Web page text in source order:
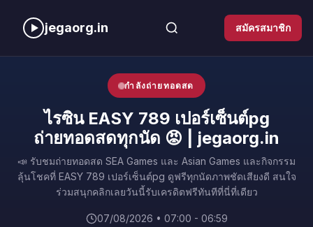
jegaorg.in สมัครสมาชิก
กำลังถ่ายทอดสด
ไรซิน EASY 789 เปอร์เซ็นต์pg
ถ่ายทอดสดทุกนัด 😡 | jegaorg.in
📣 รับชมถ่ายทอดสด SEA Games และ Asian Games และกิจกรรม
ลุ้นโชคที่ EASY 789 เปอร์เซ็นต์pg ดูฟรีทุกนัดภาพชัดเสียงดี สนใจ
ร่วมสนุกคลิกเลยวันนี้รับเครดิตฟรีทันทีที่นี่ที่เดียว
07/08/2026 • 07:00 - 06:59